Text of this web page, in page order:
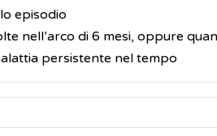
episodio
nell’arco di 6 mesi, oppure
persistente nel tempo